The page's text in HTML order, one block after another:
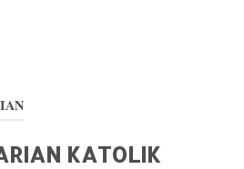
KATOLIK